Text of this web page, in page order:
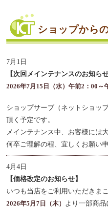
ショップから
7月1日
【次回メインテナンスのお知らせ
2026年7月15日（水）午前2：00～
ショップサーブ（ネットショッ
頂く予定です。
メインテナンス中、お客様には
何卒ご理解の程、宜しくお願い
4月4日
【価格改定のお知らせ】
いつも当店をご利用いただきま
2026年5月7日（木） より一部商